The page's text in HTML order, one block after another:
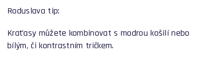
Roduslava tip:
Kraťasy můžete kombinovat s modrou košilí nebo
bílým, či kontrastním tričkem.